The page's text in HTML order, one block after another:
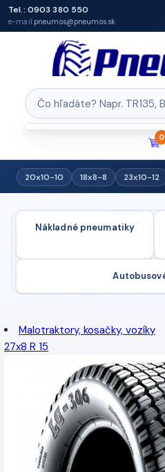
Tel.: 0903 380 550
e-mail:pneumos@pneumos.sk
0
20x10-10 18x8-8 23x10-12
Nákladné pneumatiky
Malotraktory, kosačky, vozíky
27x8 R 15